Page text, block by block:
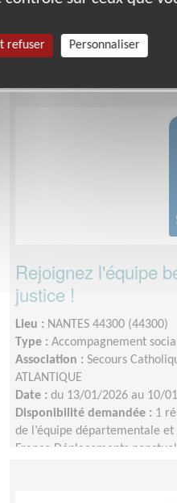
commissions en équipes.
Rejoignez l'équipe
justice !
Lieu : NANTES 44300 (44300)
Type : Accompagnement
Association : Secours
ATLANTIQUE
Date : du 13/01/2026 au 10/
Disponibilité demandée : 1
de l’équipe départementale et
France.Déplacements
refuser Personnaliser